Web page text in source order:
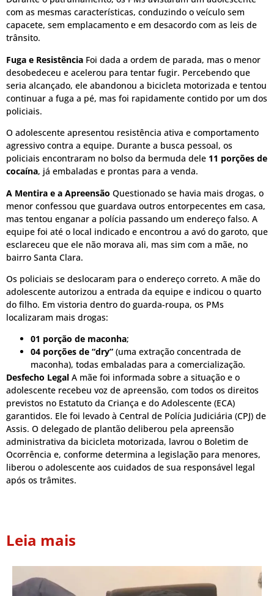
com as mesmas características, conduzindo o veículo sem
capacete, sem emplacamento e em desacordo com as leis de
trânsito.
Fuga e Resistência Foi dada a ordem de parada, mas o menor
desobedeceu e acelerou para tentar fugir. Percebendo que
seria alcançado, ele abandonou a bicicleta motorizada e tentou
continuar a fuga a pé, mas foi rapidamente contido por um dos
policiais.
O adolescente apresentou resistência ativa e comportamento
agressivo contra a equipe. Durante a busca pessoal, os
policiais encontraram no bolso da bermuda dele 11 porções de
cocaína, já embaladas e prontas para a venda.
A Mentira e a Apreensão Questionado se havia mais drogas, o
menor confessou que guardava outros entorpecentes em casa,
mas tentou enganar a polícia passando um endereço falso. A
equipe foi até o local indicado e encontrou a avó do garoto, que
esclareceu que ele não morava ali, mas sim com a mãe, no
bairro Santa Clara.
Os policiais se deslocaram para o endereço correto. A mãe do
adolescente autorizou a entrada da equipe e indicou o quarto
do filho. Em vistoria dentro do guarda-roupa, os PMs
localizaram mais drogas:
01 porção de maconha;
04 porções de “dry” (uma extração concentrada de
maconha), todas embaladas para a comercialização.
Desfecho Legal A mãe foi informada sobre a situação e o
adolescente recebeu voz de apreensão, com todos os direitos
previstos no Estatuto da Criança e do Adolescente (ECA)
garantidos. Ele foi levado à Central de Polícia Judiciária (CPJ) de
Assis. O delegado de plantão deliberou pela apreensão
administrativa da bicicleta motorizada, lavrou o Boletim de
Ocorrência e, conforme determina a legislação para menores,
liberou o adolescente aos cuidados de sua responsável legal
após os trâmites.
Leia mais